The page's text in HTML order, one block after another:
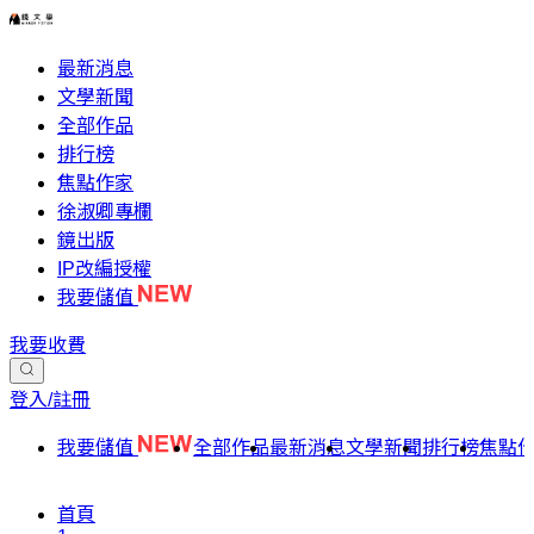
最新消息
文學新聞
全部作品
排行榜
焦點作家
徐淑卿專欄
鏡出版
IP改編授權
我要儲值
我要收費
登入/註冊
我要儲值 全部作品最新消息文學新聞排行榜焦點
首頁